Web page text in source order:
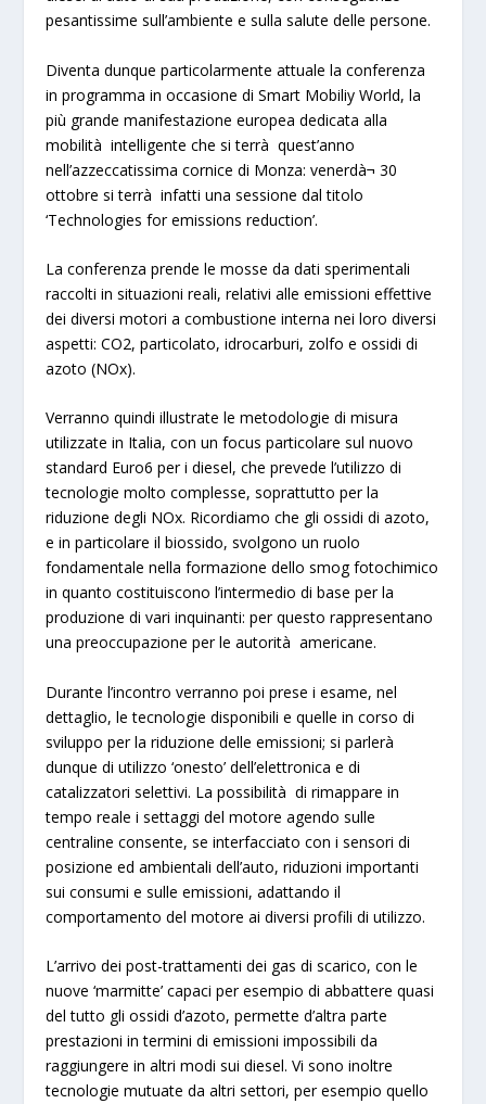
pesantissime sull’ambiente e sulla salute delle persone.
Diventa dunque particolarmente attuale laconferenza
in programma in occasione di Smart Mobiliy World, la
più grande manifestazione europea dedicata alla
mobilità intelligente che si terrà quest’anno
nell’azzeccatissima cornice di Monza: venerdà¬ 30
ottobre si terrà infatti una sessione dal titolo
‘Technologies for emissions reduction’.
La conferenza prende le mosse dadati sperimentali
raccolti in situazioni reali, relativi alleemissioni effettive
dei diversi motori a combustione interna nei loro diversi
aspetti: CO2, particolato, idrocarburi, zolfo e ossidi di
azoto (NOx).
Verranno quindi illustrate lemetodologie di misura
utilizzate in Italia, con un focus particolare sul nuovo
standard Euro6 per i diesel, che prevede l’utilizzo di
tecnologie molto complesse, soprattutto per la
riduzione degli NOx. Ricordiamo che gli ossidi di azoto,
e in particolare il biossido, svolgono un ruolo
fondamentale nella formazione dello smog fotochimico
in quanto costituiscono l’intermedio di base per la
produzione di vari inquinanti: per questo rappresentano
una preoccupazione per le autorità americane.
Durante l’incontro verranno poi prese i esame, nel
dettaglio, le tecnologie disponibili e quelle in corso di
sviluppo per la riduzione delle emissioni; si parlerà
dunque diutilizzo ‘onesto’ dell’elettronica e di
catalizzatori selettivi. La possibilità dirimappare in
tempo reale i settaggi del motore agendo sulle
centraline consente, se interfacciato con i sensori di
posizione ed ambientali dell’auto,riduzioni importanti
sui consumi e sulle emissioni, adattando il
comportamento del motore ai diversi profili di utilizzo.
L’arrivo dei post-trattamenti dei gas di scarico, con le
nuove ‘marmitte’ capaci per esempio di abbattere quasi
del tutto gli ossidi d’azoto, permette d’altra parte
prestazioni in termini di emissioni impossibili da
raggiungere in altri modi sui diesel. Vi sono inoltre
tecnologie mutuate da altri settori, per esempio quello